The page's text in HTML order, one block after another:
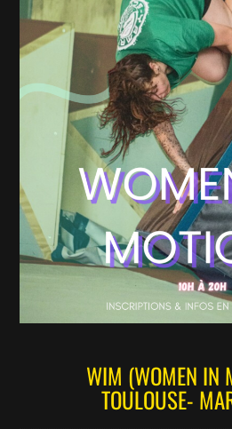
WIM (WOMEN IN
TOULOUSE-